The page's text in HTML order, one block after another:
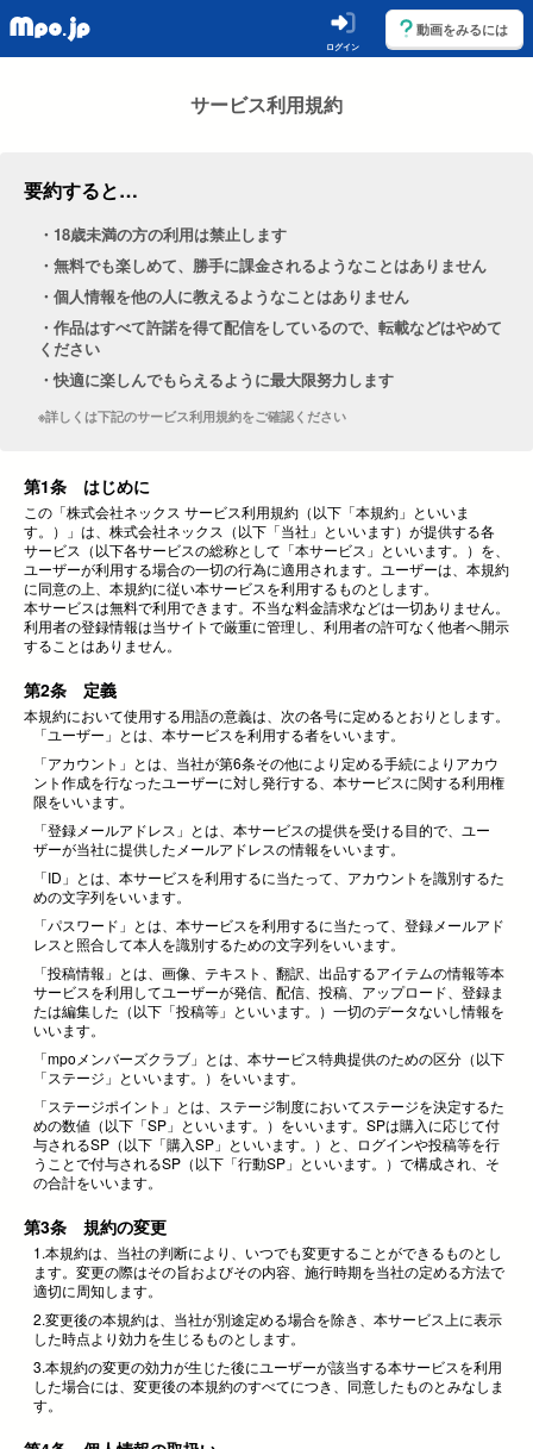
ログイン
動画をみるには
サービス利用規約
要約すると…
・18歳未満の方の利用は禁止します
・無料でも楽しめて、勝手に課金されるようなことはありません
・個人情報を他の人に教えるようなことはありません
・作品はすべて許諾を得て配信をしているので、転載などはやめて
ください
・快適に楽しんでもらえるように最大限努力します
※詳しくは下記のサービス利用規約をご確認ください
第1条 はじめに
この「株式会社ネックス サービス利用規約（以下「本規約」といいま
す。）」は、株式会社ネックス（以下「当社」といいます）が提供する各
サービス（以下各サービスの総称として「本サービス」といいます。）を、
ユーザーが利用する場合の一切の行為に適用されます。ユーザーは、本規約
に同意の上、本規約に従い本サービスを利用するものとします。
本サービスは無料で利用できます。不当な料金請求などは一切ありません。
利用者の登録情報は当サイトで厳重に管理し、利用者の許可なく他者へ開示
することはありません。
第2条 定義
本規約において使用する用語の意義は、次の各号に定めるとおりとします。
「ユーザー」とは、本サービスを利用する者をいいます。
「アカウント」とは、当社が第6条その他により定める手続によりアカウ
ント作成を行なったユーザーに対し発行する、本サービスに関する利用権
限をいいます。
「登録メールアドレス」とは、本サービスの提供を受ける目的で、ユー
ザーが当社に提供したメールアドレスの情報をいいます。
「ID」とは、本サービスを利用するに当たって、アカウントを識別するた
めの文字列をいいます。
「パスワード」とは、本サービスを利用するに当たって、登録メールアド
レスと照合して本人を識別するための文字列をいいます。
「投稿情報」とは、画像、テキスト、翻訳、出品するアイテムの情報等本
サービスを利用してユーザーが発信、配信、投稿、アップロード、登録ま
たは編集した（以下「投稿等」といいます。）一切のデータないし情報を
いいます。
「mpoメンバーズクラブ」とは、本サービス特典提供のための区分（以下
「ステージ」といいます。）をいいます。
「ステージポイント」とは、ステージ制度においてステージを決定するた
めの数値（以下「SP」といいます。）をいいます。SPは購入に応じて付
与されるSP（以下「購入SP」といいます。）と、ログインや投稿等を行
うことで付与されるSP（以下「行動SP」といいます。）で構成され、そ
の合計をいいます。
第3条 規約の変更
1.本規約は、当社の判断により、いつでも変更することができるものとし
ます。変更の際はその旨およびその内容、施行時期を当社の定める方法で
適切に周知します。
2.変更後の本規約は、当社が別途定める場合を除き、本サービス上に表示
した時点より効力を生じるものとします。
3.本規約の変更の効力が生じた後にユーザーが該当する本サービスを利用
した場合には、変更後の本規約のすべてにつき、同意したものとみなしま
す。